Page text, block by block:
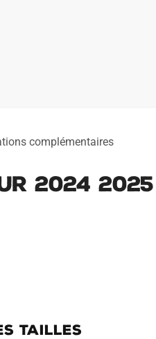
complémentaires
2024 2025
TAILLES